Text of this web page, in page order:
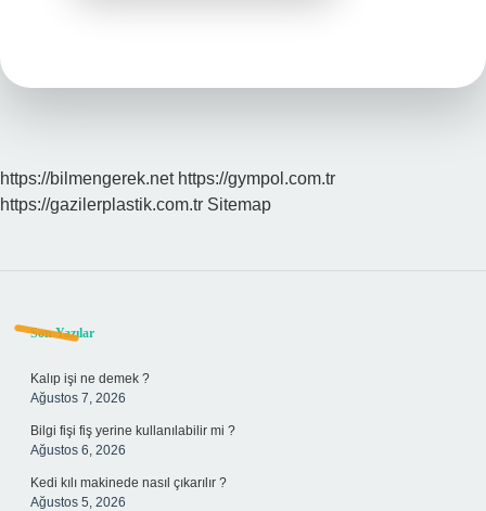
https://bilmengerek.net https://gympol.com.tr
https://gazilerplastik.com.tr Sitemap
Sidebar
Son Yazılar
Kalıp işi ne demek ?
Ağustos 7, 2026
Bilgi fişi fiş yerine kullanılabilir mi ?
Ağustos 6, 2026
Kedi kılı makinede nasıl çıkarılır ?
Ağustos 5, 2026